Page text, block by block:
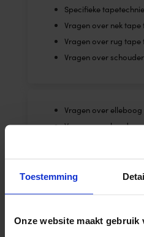
Toestemming
Onze website maakt gebruik
Specifieke
Vragen over nek tape
Vragen over rug tape
Vragen over
Vragen over elleboog
Vragen over hand en
Vragen over